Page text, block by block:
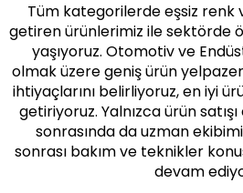
Tüm kategorilerde eşsiz
getiren ürünlerimiz ile sektörde
yaşıyoruz. Otomotiv ve
olmak üzere geniş ürün
ihtiyaçlarını belirliyoruz, en iyi
getiriyoruz. Yalnızca ürün
sonrasında da uzman
sonrası bakım ve teknikler
devam